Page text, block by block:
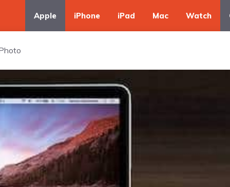
Apple iPhone iPad Mac Watch